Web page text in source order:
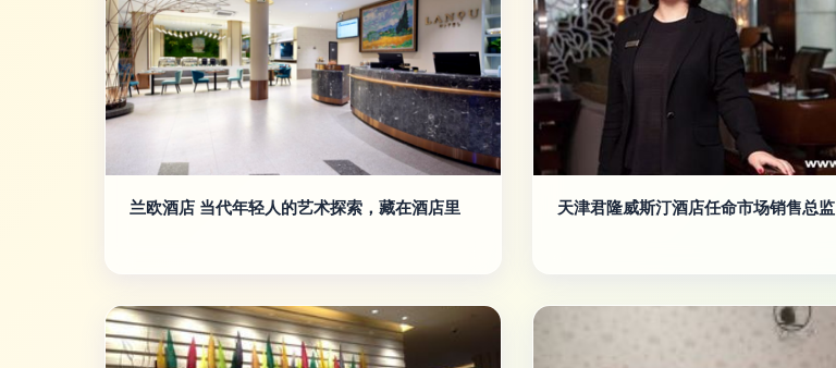
兰欧酒店 当代年轻人的艺术探索，藏在酒店里 天津君隆威斯汀酒店任命市场销售总监